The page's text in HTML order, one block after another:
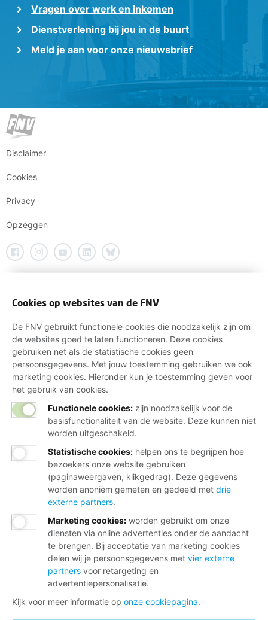
Vragen over werk en inkomen
Dienstverlening bij jou in de buurt
Meld je aan voor onze nieuwsbrief
Disclaimer
Cookies
Privacy
Opzeggen
Cookies op websites van de FNV
De FNV gebruikt functionele cookies die noodzakelijk zijn om
de websites goed te laten functioneren. Deze cookies
gebruiken net als de statistische cookies geen
persoonsgegevens. Met jouw toestemming gebruiken we ook
marketing cookies. Hieronder kun je toestemming geven voor
het gebruik van cookies.
Functionele cookies: zijn noodzakelijk voor de
basisfunctionaliteit van de website. Deze kunnen niet
worden uitgeschakeld.
Statistische cookies: helpen ons te begrijpen hoe
bezoekers onze website gebruiken
(paginaweergaven, klikgedrag). Deze gegevens
worden anoniem gemeten en gedeeld met drie
externe partners.
Marketing cookies: worden gebruikt om onze
diensten via online advertenties onder de aandacht
te brengen. Bij acceptatie van marketing cookies
delen wij je persoonsgegevens met vier externe
partners voor retargeting en
advertentiepersonalisatie.
Kijk voor meer informatie op onze cookiepagina.